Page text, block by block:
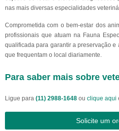
nas mais diversas especialidades
Comprometida com o bem-estar dos
profissionais que atuam na Fauna
qualificada para garantir a preservação
que frequentam o local diariamente.
Para saber mais sobre
Ligue para (11) 2988-1648 ou clique aqui
Solicite um